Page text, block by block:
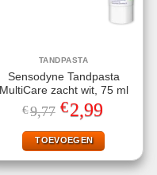
TANDPASTA
Sensodyne Tandpasta
MultiCare zacht wit, 75 ml
€9,77 Oorspronkelijke
prijs
was:
€9,77.
€2,99
is:
€2,99.
TOEVOEGEN